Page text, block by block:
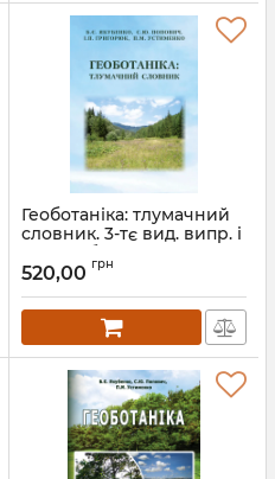
Геоботаніка: тлумачний
словник. 3-тє вид. випр. і
перероб.
Артикул: Л12935
520,00 грн